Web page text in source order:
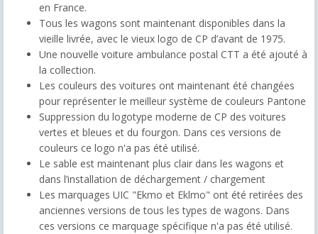
en France.
Tous les wagons sont maintenant disponibles dans la
vieille livrée, avec le vieux logo de CP d’avant de 1975.
Une nouvelle voiture ambulance postal CTT a été ajouté à
la collection.
Les couleurs des voitures ont maintenant été changées
pour représenter le meilleur système de couleurs Pantone
Suppression du logotype moderne de CP des voitures
vertes et bleues et du fourgon. Dans ces versions de
couleurs ce logo n'a pas été utilisé.
Le sable est maintenant plus clair dans les wagons et
dans l’installation de déchargement / chargement
Les marquages UIC "Ekmo et Eklmo" ont été retirées des
anciennes versions de tous les types de wagons. Dans
ces versions ce marquage spécifique n'a pas été utilisé.